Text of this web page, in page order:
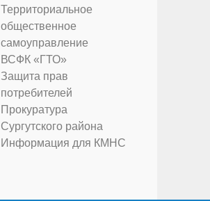
Территориальное
общественное
самоуправление
ВСФК «ГТО»
Защита прав
потребителей
Прокуратура
Сургутского района
Информация для КМНС